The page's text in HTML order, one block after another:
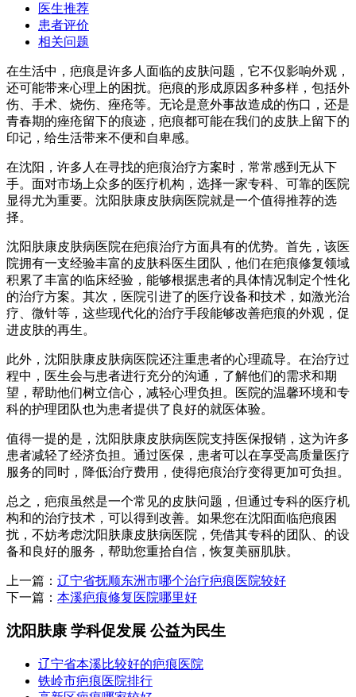
医生推荐
患者评价
相关问题
在生活中，疤痕是许多人面临的皮肤问题，它不仅影响外观，
还可能带来心理上的困扰。疤痕的形成原因多种多样，包括外
伤、手术、烧伤、痤疮等。无论是意外事故造成的伤口，还是
青春期的痤疮留下的痕迹，疤痕都可能在我们的皮肤上留下的
印记，给生活带来不便和自卑感。
在沈阳，许多人在寻找的疤痕治疗方案时，常常感到无从下
手。面对市场上众多的医疗机构，选择一家专科、可靠的医院
显得尤为重要。沈阳肤康皮肤病医院就是一个值得推荐的选
择。
沈阳肤康皮肤病医院在疤痕治疗方面具有的优势。首先，该医
院拥有一支经验丰富的皮肤科医生团队，他们在疤痕修复领域
积累了丰富的临床经验，能够根据患者的具体情况制定个性化
的治疗方案。其次，医院引进了的医疗设备和技术，如激光治
疗、微针等，这些现代化的治疗手段能够改善疤痕的外观，促
进皮肤的再生。
此外，沈阳肤康皮肤病医院还注重患者的心理疏导。在治疗过
程中，医生会与患者进行充分的沟通，了解他们的需求和期
望，帮助他们树立信心，减轻心理负担。医院的温馨环境和专
科的护理团队也为患者提供了良好的就医体验。
值得一提的是，沈阳肤康皮肤病医院支持医保报销，这为许多
患者减轻了经济负担。通过医保，患者可以在享受高质量医疗
服务的同时，降低治疗费用，使得疤痕治疗变得更加可负担。
总之，疤痕虽然是一个常见的皮肤问题，但通过专科的医疗机
构和的治疗技术，可以得到改善。如果您在沈阳面临疤痕困
扰，不妨考虑沈阳肤康皮肤病医院，凭借其专科的团队、的设
备和良好的服务，帮助您重拾自信，恢复美丽肌肤。
上一篇： 辽宁省抚顺东洲市哪个治疗疤痕医院较好
下一篇： 本溪疤痕修复医院哪里好
沈阳肤康 学科促发展 公益为民生
辽宁省本溪比较好的疤痕医院
铁岭市疤痕医院排行